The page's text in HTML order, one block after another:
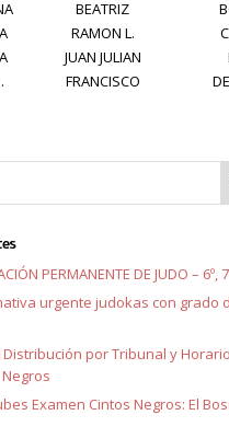
BEATRIZ
RAMON L.
JUAN JULIAN
FRANCISCO
PERMANENTE DE JUDO – 6º,
urgente judokas con grado
Distribución por Tribunal y
Examen Cintos Negros: El